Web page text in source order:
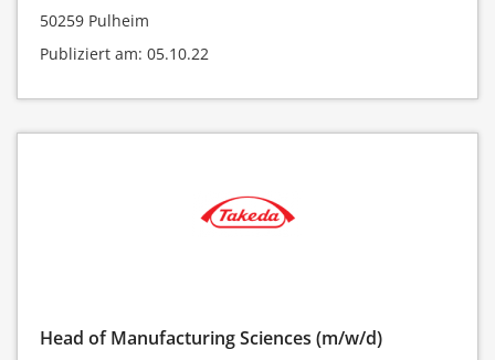
50259 Pulheim
Publiziert am: 05.10.22
Head of Manufacturing Sciences (m/w/d)